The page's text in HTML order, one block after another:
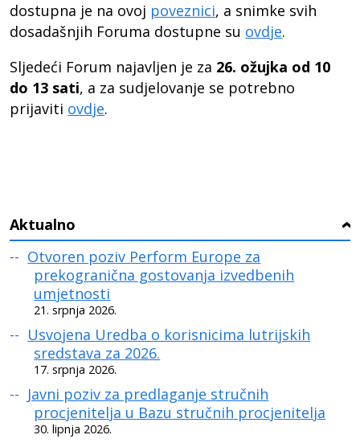
dostupna je na ovoj poveznici, a snimke svih
dosadašnjih Foruma dostupne su ovdje.
Sljedeći Forum najavljen je za 26. ožujka od 10
do 13 sati, a za sudjelovanje se potrebno
prijaviti ovdje.
Aktualno ›
Otvoren poziv Perform Europe za
prekogranična gostovanja izvedbenih
umjetnosti
21. srpnja 2026.
Usvojena Uredba o korisnicima lutrijskih
sredstava za 2026.
17. srpnja 2026.
Javni poziv za predlaganje stručnih
procjenitelja u Bazu stručnih procjenitelja
30. lipnja 2026.